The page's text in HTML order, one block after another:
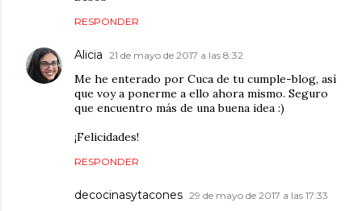
RESPONDER
Alicia 21 de mayo de 2017 a las 8:32
Me he enterado por Cuca de tu cumple-blog, así
que voy a ponerme a ello ahora mismo. Seguro
que encuentro más de una buena idea :)
¡Felicidades!
RESPONDER
decocinasytacones 29 de mayo de 2017 a las 17:33